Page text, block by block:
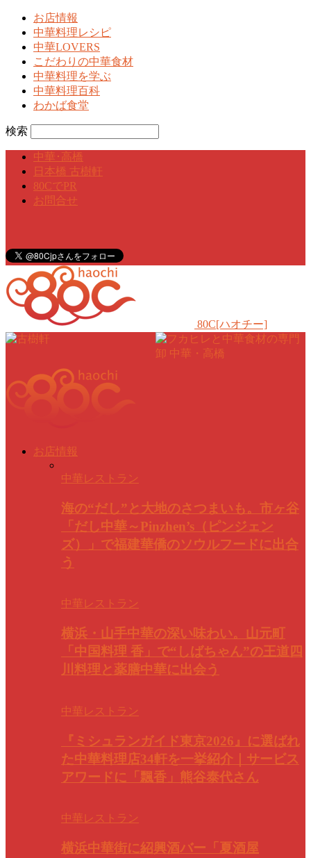
お店情報
中華料理レシピ
中華LOVERS
こだわりの中華食材
中華料理を学ぶ
中華料理百科
わかば食堂
検索
中華･高橋
日本橋 古樹軒
80CでPR
お問合せ
80C[ハオチー]
お店情報
中華レストラン
海の“だし”と大地のさつまいも。市ヶ谷
「だし中華～Pinzhen’s（ピンジェン
ズ）」で福建華僑のソウルフードに出合
う
中華レストラン
横浜・山手中華の深い味わい。山元町
「中国料理 香」で“しばちゃん”の王道四
川料理と薬膳中華に出会う
中華レストラン
『ミシュランガイド東京2026』に選ばれ
た中華料理店34軒を一挙紹介｜サービス
アワードに「飄香」熊谷泰代さん
中華レストラン
横浜中華街に紹興酒バー「夏酒屋